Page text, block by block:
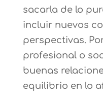
sacarla de lo
incluir nuevos
perspectivas.
profesional o
buenas
equilibrio en lo